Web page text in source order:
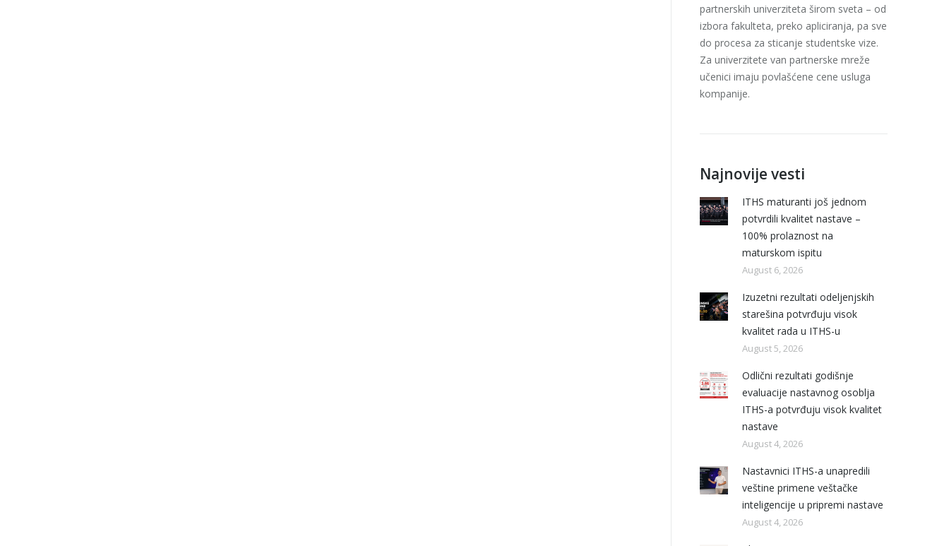
partnerskih univerziteta širom sveta – od
izbora fakulteta, preko apliciranja, pa sve
do procesa za sticanje studentske vize.
Za univerzitete van partnerske mreže
učenici imaju povlašćene cene usluga
kompanije.
Najnovije vesti
ITHS maturanti još jednom
potvrdili kvalitet nastave –
100% prolaznost na
maturskom ispitu
August 6, 2026
Izuzetni rezultati odeljenjskih
starešina potvrđuju visok
kvalitet rada u ITHS-u
August 5, 2026
Odlični rezultati godišnje
evaluacije nastavnog osoblja
ITHS-a potvrđuju visok kvalitet
nastave
August 4, 2026
Nastavnici ITHS-a unapredili
veštine primene veštačke
inteligencije u pripremi nastave
August 4, 2026